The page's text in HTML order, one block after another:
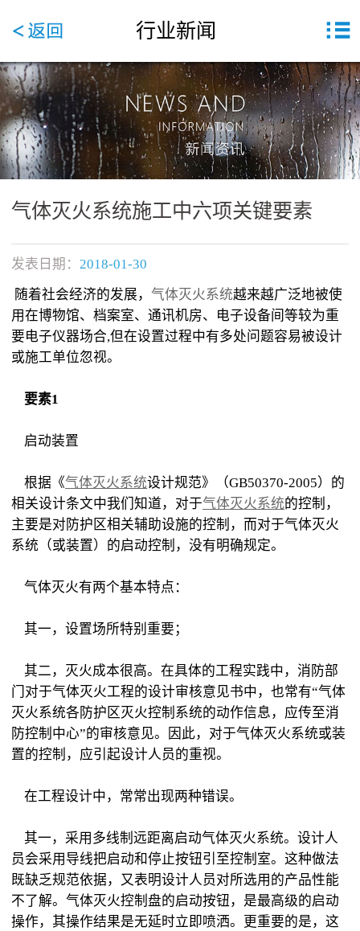
行业新闻
气体灭火系统施工中六项关键要素
发表日期： 2018-01-30
随着社会经济的发展， 气体灭火系统越来越广泛地被使
用在博物馆、档案室、通讯机房、电子设备间等较为重
要电子仪器场合,但在设置过程中有多处问题容易被设计
或施工单位忽视。
要素1
启动装置
根据《气体灭火系统设计规范》（GB50370-2005）的
相关设计条文中我们知道，对于气体灭火系统的控制，
主要是对防护区相关辅助设施的控制，而对于气体灭火
系统（或装置）的启动控制，没有明确规定。
气体灭火有两个基本特点：
其一，设置场所特别重要；
其二，灭火成本很高。在具体的工程实践中，消防部
门对于气体灭火工程的设计审核意见书中，也常有“气体
灭火系统各防护区灭火控制系统的动作信息，应传至消
防控制中心”的审核意见。因此，对于气体灭火系统或装
置的控制，应引起设计人员的重视。
在工程设计中，常常出现两种错误。
其一，采用多线制远距离启动气体灭火系统。设计人
员会采用导线把启动和停止按钮引至控制室。这种做法
既缺乏规范依据，又表明设计人员对所选用的产品性能
不了解。气体灭火控制盘的启动按钮，是最高级的启动
操作，其操作结果是无延时立即喷洒。更重要的是，这